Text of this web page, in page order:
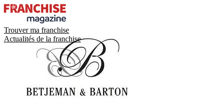
Trouver ma franchise
Actualités de la franchise